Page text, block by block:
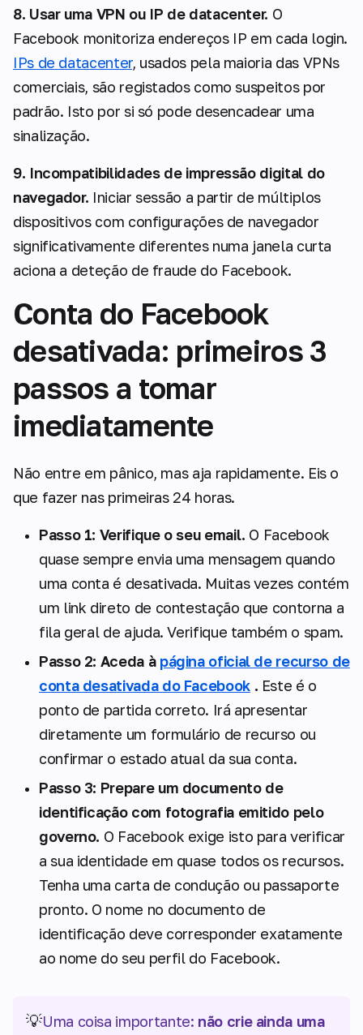
8. Usar uma VPN ou IP de datacenter. O
Facebook monitoriza endereços IP em cada login.
IPs de datacenter, usados pela maioria das VPNs
comerciais, são registados como suspeitos por
padrão. Isto por si só pode desencadear uma
sinalização.
9. Incompatibilidades de impressão digital do
navegador. Iniciar sessão a partir de múltiplos
dispositivos com configurações de navegador
significativamente diferentes numa janela curta
aciona a deteção de fraude do Facebook.
Conta do Facebook
desativada: primeiros 3
passos a tomar
imediatamente
Não entre em pânico, mas aja rapidamente. Eis o
que fazer nas primeiras 24 horas.
Passo 1: Verifique o seu email. O Facebook
quase sempre envia uma mensagem quando
uma conta é desativada. Muitas vezes contém
um link direto de contestação que contorna a
fila geral de ajuda. Verifique também o spam.
Passo 2: Aceda à página oficial de recurso de
conta desativada do Facebook. Este é o
ponto de partida correto. Irá apresentar
diretamente um formulário de recurso ou
confirmar o estado atual da sua conta.
Passo 3: Prepare um documento de
identificação com fotografia emitido pelo
governo. O Facebook exige isto para verificar
a sua identidade em quase todos os recursos.
Tenha uma carta de condução ou passaporte
pronto. O nome no documento de
identificação deve corresponder exatamente
ao nome do seu perfil do Facebook.
💡Uma coisa importante: não crie ainda uma